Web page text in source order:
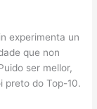
experimenta un
que non
ser mellor,
preto do Top-10.